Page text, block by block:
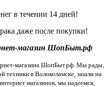
в течении 14 дней!
даже после покупки!
магазин ШопБыт.рф
магазина ШопБыт.рф. Мы рады,
техники в Волоколамске, зашли на
магазинов, мы надеемся,